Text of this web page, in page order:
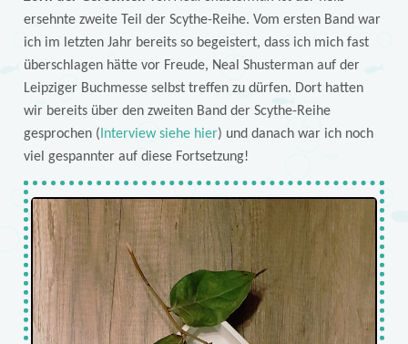
ersehnte zweite Teil der Scythe-Reihe. Vom ersten Band war
ich im letzten Jahr bereits so begeistert, dass ich mich fast
überschlagen hätte vor Freude, Neal Shusterman auf der
Leipziger Buchmesse selbst treffen zu dürfen. Dort hatten
wir bereits über den zweiten Band der Scythe-Reihe
gesprochen ( Interview siehe hier) und danach war ich noch
viel gespannter auf diese Fortsetzung!